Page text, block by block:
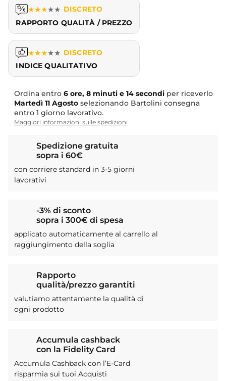
★★★★★ DISCRETO
RAPPORTO QUALITÀ / PREZZO
★★★★★ DISCRETO
INDICE QUALITATIVO
Ordina entro 6 ore, 8 minuti e 13 secondiper riceverlo
Martedì 11 Agosto selezionando Bartolini consegna
entro 1 giorno lavorativo.
Maggiori informazioni sulle spedizioni
Spedizione gratuita
sopra i 60€
con corriere standard in 3-5 giorni
lavorativi
-3% di sconto
sopra i 300€ di spesa
applicato automaticamente al carrello al
raggiungimento della soglia
Rapporto
qualità/prezzo garantiti
valutiamo attentamente la qualità di
ogni prodotto
Accumula cashback
con la Fidelity Card
Accumula Cashback con l’E-Card
risparmia sui tuoi Acquisti